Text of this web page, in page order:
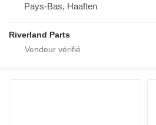
Pays-Bas, Haaften
Riverland Parts